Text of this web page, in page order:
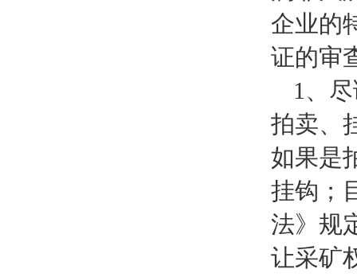
企业的
证的审
1、
拍卖、
如果是
挂钩；
法》规
让采矿